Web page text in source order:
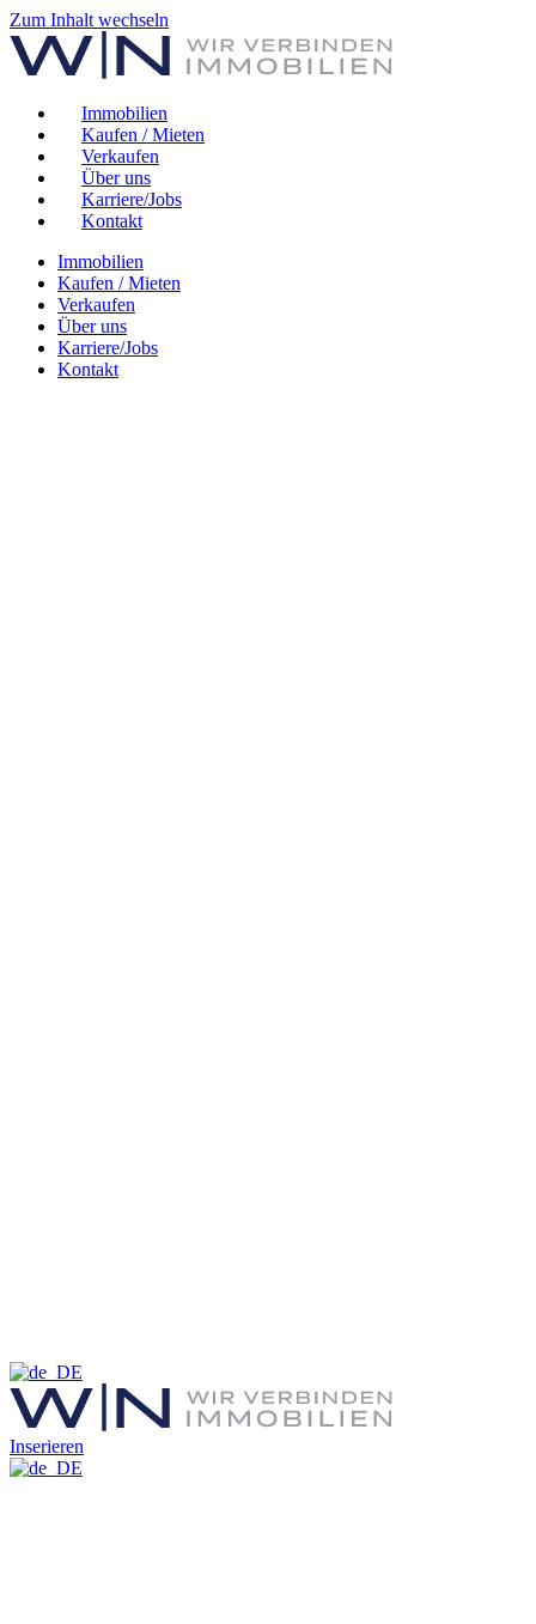
Zum Inhalt wechseln
Immobilien
Kaufen / Mieten
Verkaufen
Über uns
Karriere/Jobs
Kontakt
Immobilien
Kaufen / Mieten
Verkaufen
Über uns
Karriere/Jobs
Kontakt
Inserieren